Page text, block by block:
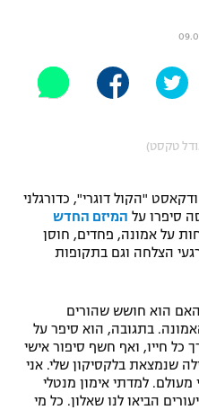
טקסט)
"הקול דוגרי", כדורגלני
סיפרו על המיזם החדש
על אמונה, פחדים, חוסן
הצלחה וגם בתקופות
הוא חושש שהורים
בתגובה, הוא סיפר על
כל חייו, ואף חשף סיפור אישי
שנמצאת בלקסיקון שלי. אני
למדתי אימון מנטלי
הביאו לנו שאלון. כל מי